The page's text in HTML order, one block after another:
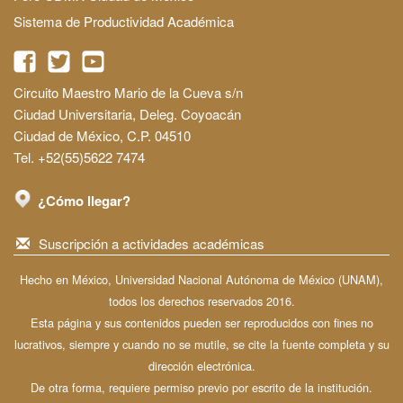
Sistema de Productividad Académica
Circuito Maestro Mario de la Cueva s/n
Ciudad Universitaria, Deleg. Coyoacán
Ciudad de México, C.P. 04510
Tel. +52(55)5622 7474
¿Cómo llegar?
Suscripción a actividades académicas
Hecho en México, Universidad Nacional Autónoma de México (UNAM),
todos los derechos reservados 2016.
Esta página y sus contenidos pueden ser reproducidos con fines no
lucrativos, siempre y cuando no se mutile, se cite la fuente completa y su
dirección electrónica.
De otra forma, requiere permiso previo por escrito de la institución.